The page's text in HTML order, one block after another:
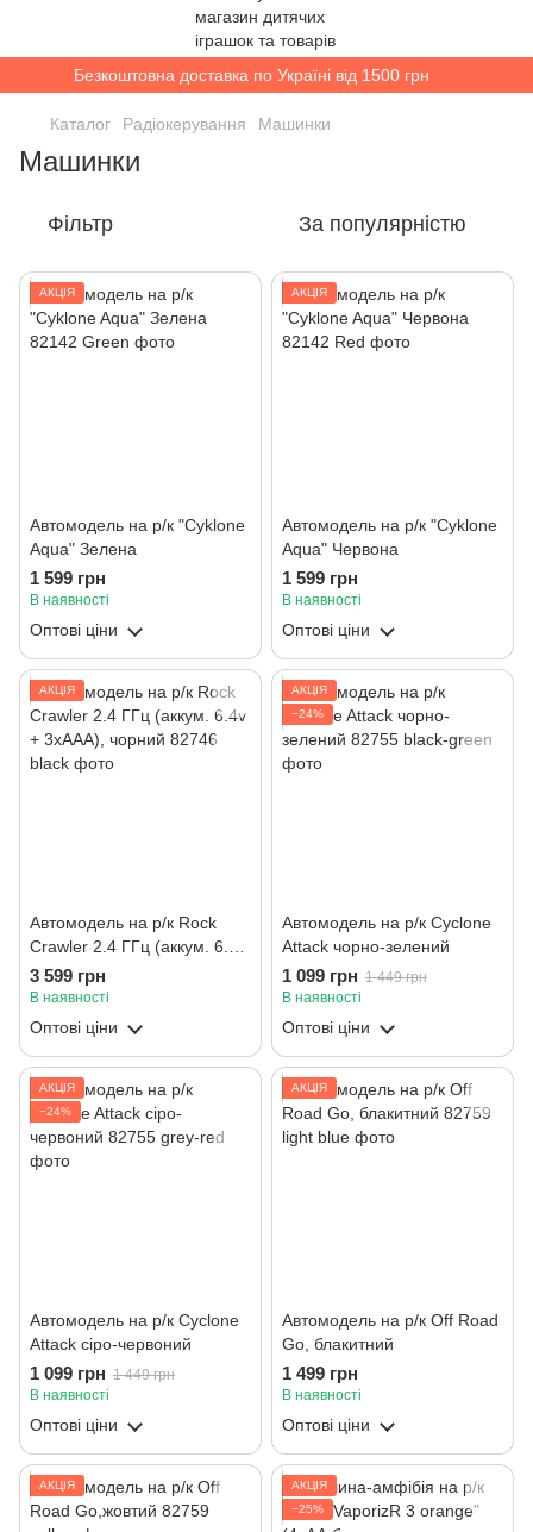
Безкоштовна доставка по Україні від 1500 грн
Каталог Радіокерування Машинки
Машинки
Фільтр За популярністю
АКЦІЯ
Автомодель на р/к "Cyklone
Aqua" Зелена
1 599 грн
В наявності
Оптові ціни
АКЦІЯ
Автомодель на р/к "Cyklone
Aqua" Червона
1 599 грн
В наявності
Оптові ціни
АКЦІЯ
Автомодель на р/к Rock
Crawler 2.4 ГГц (аккум. 6.4v
+ 3хААА), чорний
3 599 грн
В наявності
Оптові ціни
АКЦІЯ
−24%
Автомодель на р/к Cyclone
Attack чорно-зелений
1 099 грн 1 449 грн
В наявності
Оптові ціни
АКЦІЯ
−24%
Автомодель на р/к Cyclone
Attack сіро-червоний
1 099 грн 1 449 грн
В наявності
Оптові ціни
АКЦІЯ
Автомодель на р/к Off Road
Go, блакитний
1 499 грн
В наявності
Оптові ціни
АКЦІЯ
АКЦІЯ
−25%